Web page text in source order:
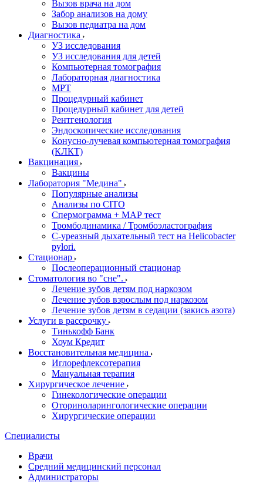
Вызов врача на дом
Забор анализов на дому
Вызов педиатра на дом
Диагностика
УЗ исследования
УЗ исследования для детей
Компьютерная томография
Лабораторная диагностика
МРТ
Процедурный кабинет
Процедурный кабинет для детей
Рентгенология
Эндоскопические исследования
Конусно-лучевая компьютерная томография
(КЛКТ)
Вакцинация
Вакцины
Лаборатория "Медина"
Популярные анализы
Анализы по CITO
Спермограмма + МАР тест
Тромбодинамика / Тромбоэластография
С-уреазный дыхательный тест на Helicobacter
pylori.
Стационар
Послеоперационный стационар
Стоматология во "сне".
Лечение зубов детям под наркозом
Лечение зубов взрослым под наркозом
Лечение зубов детям в седации (закись азота)
Услуги в рассрочку
Тинькофф Банк
Хоум Кредит
Восстановительная медицина
Иглорефлексотерапия
Мануальная терапия
Хирургическое лечение
Гинекологические операции
Оториноларингологические операции
Хирургические операции
Специалисты
Врачи
Средний медицинский персонал
Администраторы